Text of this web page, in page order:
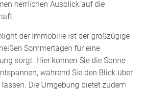
herrlichen Ausblick auf die
der Immobilie ist der großzügige
Sommertagen für eine
sorgt. Hier können Sie die Sonne
während Sie den Blick über
Die Umgebung bietet zudem